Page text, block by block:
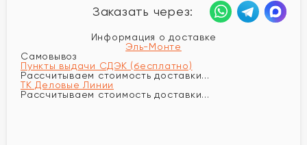
Заказать через:
Информация о доставке
Эль-Монте
Самовывоз
Пункты выдачи СДЭК (бесплатно)
Рассчитываем стоимость доставки...
ТК Деловые Линии
Рассчитываем стоимость доставки...